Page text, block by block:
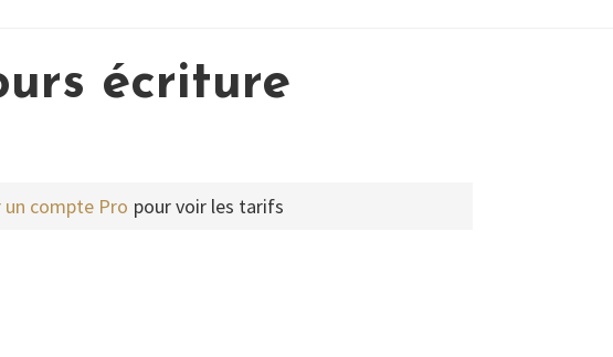
écriture
un compte Pro pour voir les tarifs